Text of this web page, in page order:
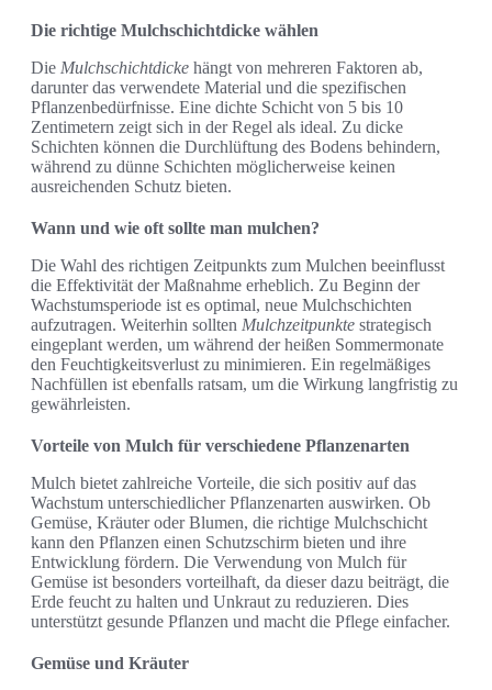
Die richtige Mulchschichtdicke wählen
Die Mulchschichtdicke hängt von mehreren Faktoren ab,
darunter das verwendete Material und die spezifischen
Pflanzenbedürfnisse. Eine dichte Schicht von 5 bis 10
Zentimetern zeigt sich in der Regel als ideal. Zu dicke
Schichten können die Durchlüftung des Bodens behindern,
während zu dünne Schichten möglicherweise keinen
ausreichenden Schutz bieten.
Wann und wie oft sollte man mulchen?
Die Wahl des richtigen Zeitpunkts zum Mulchen beeinflusst
die Effektivität der Maßnahme erheblich. Zu Beginn der
Wachstumsperiode ist es optimal, neue Mulchschichten
aufzutragen. Weiterhin sollten Mulchzeitpunkte strategisch
eingeplant werden, um während der heißen Sommermonate
den Feuchtigkeitsverlust zu minimieren. Ein regelmäßiges
Nachfüllen ist ebenfalls ratsam, um die Wirkung langfristig zu
gewährleisten.
Vorteile von Mulch für verschiedene Pflanzenarten
Mulch bietet zahlreiche Vorteile, die sich positiv auf das
Wachstum unterschiedlicher Pflanzenarten auswirken. Ob
Gemüse, Kräuter oder Blumen, die richtige Mulchschicht
kann den Pflanzen einen Schutzschirm bieten und ihre
Entwicklung fördern. Die Verwendung von Mulch für
Gemüse ist besonders vorteilhaft, da dieser dazu beiträgt, die
Erde feucht zu halten und Unkraut zu reduzieren. Dies
unterstützt gesunde Pflanzen und macht die Pflege einfacher.
Gemüse und Kräuter